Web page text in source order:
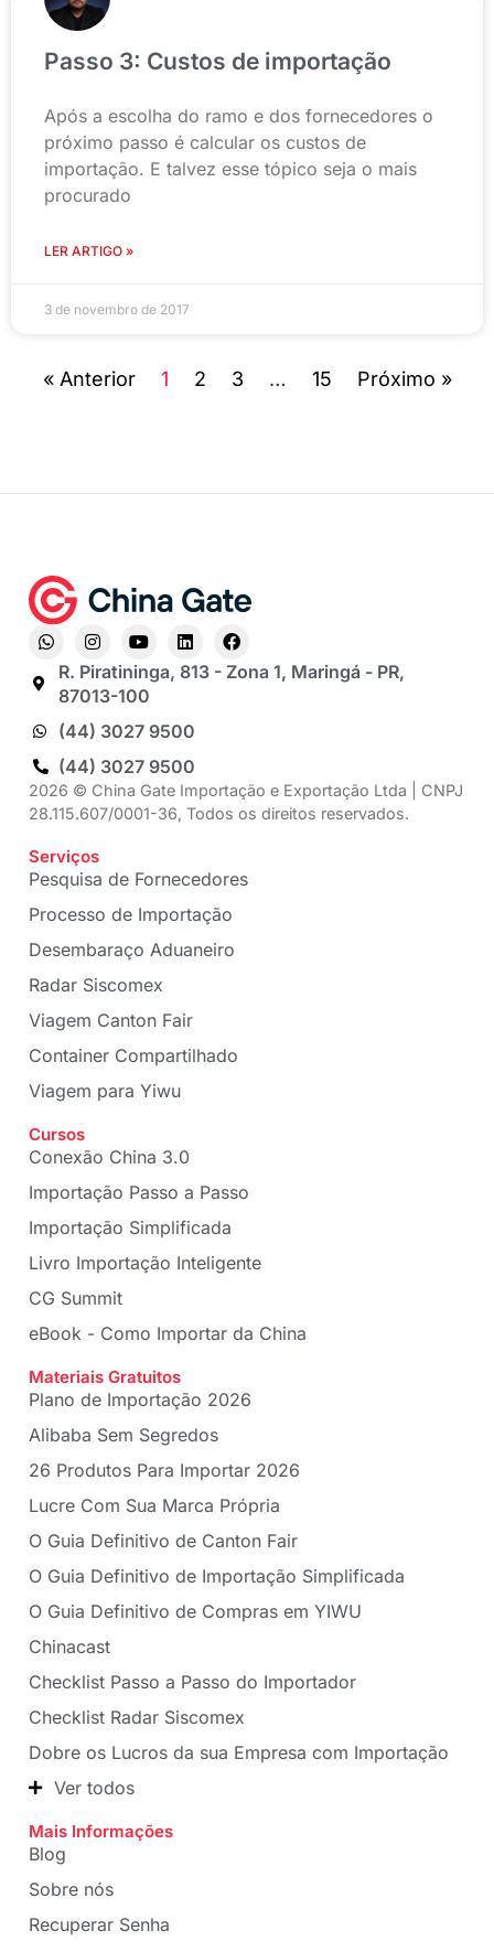
Passo 3: Custos de importação
Após a escolha do ramo e dos fornecedores o
próximo passo é calcular os custos de
importação. E talvez esse tópico seja o mais
procurado
LER ARTIGO »
3 de novembro de 2017
« Anterior 1 2 3 … 15 Próximo »
R. Piratininga, 813 - Zona 1, Maringá - PR,
87013-100
(44) 3027 9500
(44) 3027 9500
2026 © China Gate Importação e Exportação Ltda | CNPJ
28.115.607/0001-36, Todos os direitos reservados.
Serviços
Pesquisa de Fornecedores
Processo de Importação
Desembaraço Aduaneiro
Radar Siscomex
Viagem Canton Fair
Container Compartilhado
Viagem para Yiwu
Cursos
Conexão China 3.0
Importação Passo a Passo
Importação Simplificada
Livro Importação Inteligente
CG Summit
eBook - Como Importar da China
Materiais Gratuitos
Plano de Importação 2026
Alibaba Sem Segredos
26 Produtos Para Importar 2026
Lucre Com Sua Marca Própria
O Guia Definitivo de Canton Fair
O Guia Definitivo de Importação Simplificada
O Guia Definitivo de Compras em YIWU
Chinacast
Checklist Passo a Passo do Importador
Checklist Radar Siscomex
Dobre os Lucros da sua Empresa com Importação
Ver todos
Mais Informações
Blog
Sobre nós
Recuperar Senha